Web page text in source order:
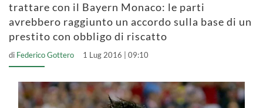
trattare con il Bayern Monaco: le parti
avrebbero raggiunto un accordo sulla base di un
prestito con obbligo di riscatto
di Federico Gottero 1 Lug 2016 | 09:10